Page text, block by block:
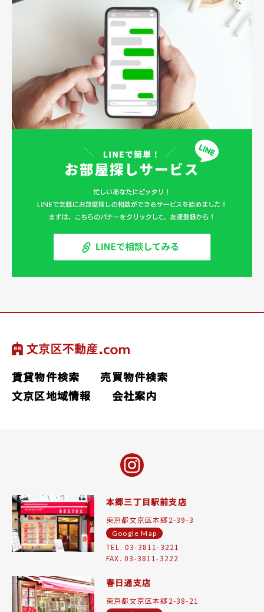
賃貸物件検索
売買物件検索
文京区地域情報
会社案内
本郷三丁目駅前支店
東京都文京区本郷2-39-3
Google Map
TEL. 03-3811-3221
FAX. 03-3811-3222
春日通支店
東京都文京区本郷2-38-21